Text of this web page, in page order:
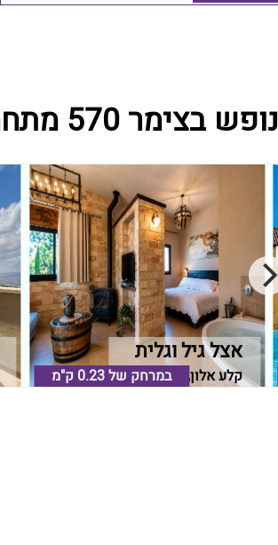
נופש בצימר 570 מתחמי נופש קרובים ל צימרים וילה במצוק
אצל גיל וגלית
קלע אלון, רמת הגולן
במרחק של0.23 ק"מ